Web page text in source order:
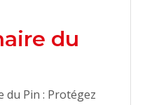
du
du Pin : Protégez